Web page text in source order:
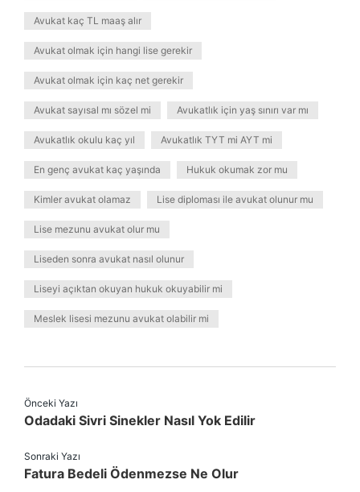
Avukat kaç TL maaş alır
Avukat olmak için hangi lise gerekir
Avukat olmak için kaç net gerekir
Avukat sayısal mı sözel mi Avukatlık için yaş sınırı var mı
Avukatlık okulu kaç yıl Avukatlık TYT mi AYT mi
En genç avukat kaç yaşında Hukuk okumak zor mu
Kimler avukat olamaz Lise diploması ile avukat olunur mu
Lise mezunu avukat olur mu
Liseden sonra avukat nasıl olunur
Liseyi açıktan okuyan hukuk okuyabilir mi
Meslek lisesi mezunu avukat olabilir mi
Önceki Yazı
Odadaki Sivri Sinekler Nasıl Yok Edilir
Sonraki Yazı
Fatura Bedeli Ödenmezse Ne Olur